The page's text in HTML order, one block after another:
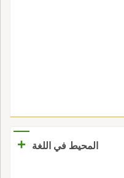
المحيط في اللغة
+